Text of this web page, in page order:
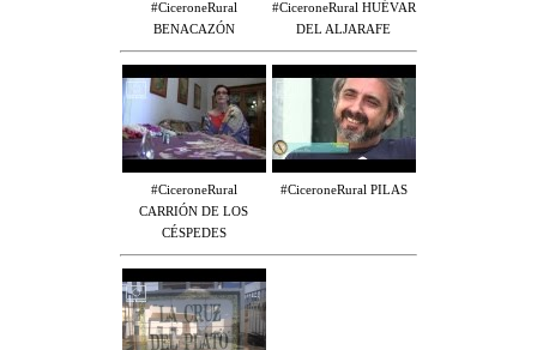
#CiceroneRural
BENACAZÓN
#CiceroneRural HUÉVAR
DEL ALJARAFE
#CiceroneRural
CARRIÓN DE LOS
CÉSPEDES
#CiceroneRural PILAS